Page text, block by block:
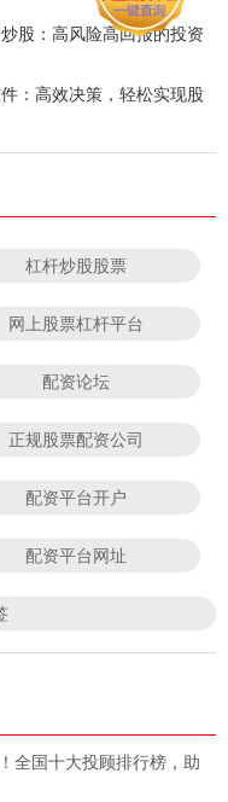
股：高风险高回报的投资
：高效决策，轻松实现股
杠杆炒股股票
网上股票杠杆平台
配资论坛
正规股票配资公司
配资平台开户
配资平台网址
全国十大投顾排行榜，助